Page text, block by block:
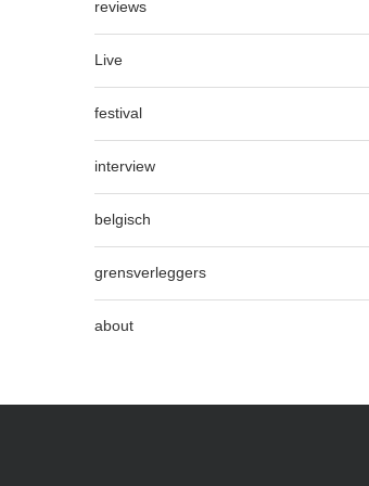
reviews
Live
festival
interview
belgisch
grensverleggers
about